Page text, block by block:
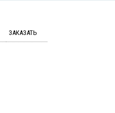
ЗАКАЗАТЬ